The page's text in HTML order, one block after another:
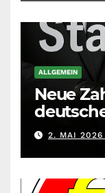
ALLGEMEIN
Neue
durch die
2. MAI 2026